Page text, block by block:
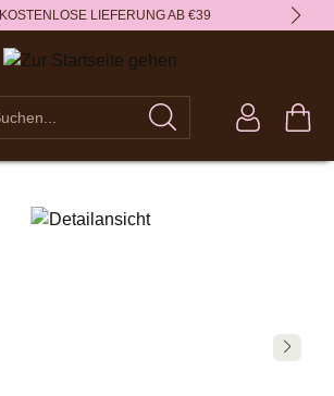
KOSTENLOSE LIEFERUNG AB €39